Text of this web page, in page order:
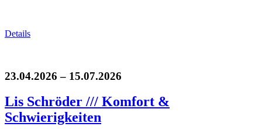
Details
23.04.2026 – 15.07.2026
Lis Schröder /// Komfort &
Schwierigkeiten